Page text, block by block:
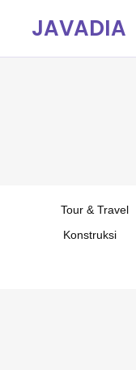
JAVADIA
Tour & Travel
Konstruksi